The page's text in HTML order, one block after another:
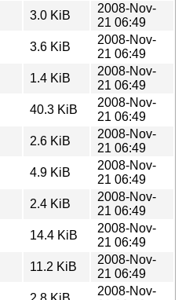
3.0 KiB
2008-Nov-
21 06:49
3.6 KiB
2008-Nov-
21 06:49
1.4 KiB
2008-Nov-
21 06:49
40.3 KiB
2008-Nov-
21 06:49
2.6 KiB
2008-Nov-
21 06:49
4.9 KiB
2008-Nov-
21 06:49
2.4 KiB
2008-Nov-
21 06:49
14.4 KiB
2008-Nov-
21 06:49
11.2 KiB
2008-Nov-
21 06:49
2008-Nov-